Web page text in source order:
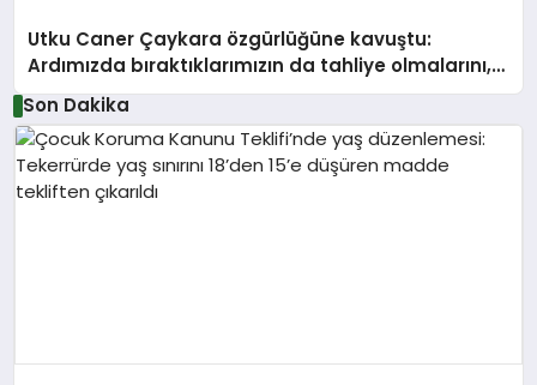
Utku Caner Çaykara özgürlüğüne kavuştu:
Ardımızda bıraktıklarımızın da tahliye olmalarını,
özgürlüğüne, ailelerine kavuşmalarını diliyorum
Son Dakika